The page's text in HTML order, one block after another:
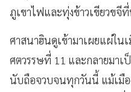
ภูเขาไฟและทุ่งข้าวเขียวขจี
ศาสนาฮินดูเข้ามาเผยแผ่ใน
ศตวรรษที่ 11 และกลายมา
นับถือจวบจนทุกวันนี้ แม้เมื